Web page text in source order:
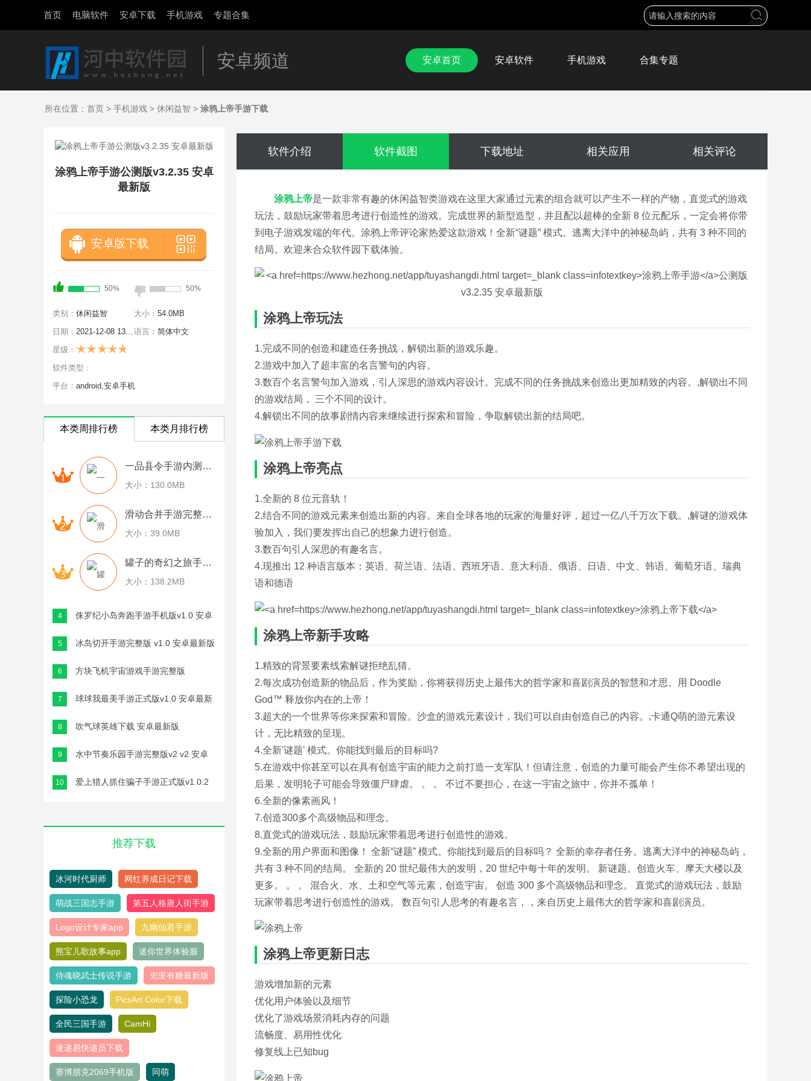
首页 电脑软件 安卓下载 手机游戏 专题合集
安卓频道 安卓首页 安卓软件 手机游戏 合集专题
所在位置： 首页 > 手机游戏 > 休闲益智 > 涂鸦上帝手游下载
涂鸦上帝手游公测版v3.2.35 安卓
最新版
安卓版下载
50% 50%
类别： 休闲益智 大小： 54.0MB
日期： 2021-12-08 13:47:26 语言： 简体中文
星级：
软件类型：
平台： android,安卓手机
本类周排行榜 本类月排行榜
一品县令手游内测版v6.1.8 安卓最新版
大小：130.0MB
滑动合并手游完整版v0.1 安卓最新版
大小：39.0MB
罐子的奇幻之旅手游手机安卓版v1.0.0 官方最新版
大小：138.2MB
4 侏罗纪小岛奔跑手游手机版v1.0 安卓
最新版
5 冰岛切开手游完整版 v1.0 安卓最新版
6 方块飞机宇宙游戏手游完整版
v2.23.4 安卓最新版
7 球球我最美手游正式版v1.0 安卓最新
版8 吹气球英雄下载 安卓最新版
9 水中节奏乐园手游完整版v2 v2 安卓
最新版
10 爱上猎人抓住骗子手游正式版v1.0.2
推荐下载
冰河时代厨师 网红养成日记下载
萌战三国志手游 第五人格唐人街手游
Logo设计专家app 九幽仙君手游
熊宝儿歌故事app 迷你世界体验服
侍魂晓武士传说手游 兜里有糖最新版
探险小恐龙 PicsArt Color下载
全民三国手游 CamHi
速递易快递员下载
赛博朋克2069手机版 同萌
软件介绍 软件截图 下载地址 相关应用 相关评论
涂鸦上帝是一款非常有趣的休闲益智类游戏在这里大家通过元素的组合就可以产生不一样的产物，直觉式的游戏
玩法，鼓励玩家带着思考进行创造性的游戏。完成世界的新型造型，并且配以超棒的全新 8 位元配乐，一定会将你带
到电子游戏发端的年代。涂鸦上帝评论家热爱这款游戏！全新“谜题” 模式。逃离大洋中的神秘岛屿，共有 3 种不同的
结局。欢迎来合众软件园下载体验。
涂鸦上帝玩法
1.完成不同的创造和建造任务挑战，解锁出新的游戏乐趣。
2.游戏中加入了超丰富的名言警句的内容。
3.数百个名言警句加入游戏，引人深思的游戏内容设计。完成不同的任务挑战来创造出更加精致的内容。,解锁出不同
的游戏结局， 三个不同的设计。
4.解锁出不同的故事剧情内容来继续进行探索和冒险，争取解锁出新的结局吧。
涂鸦上帝亮点
1.全新的 8 位元音轨！
2.结合不同的游戏元素来创造出新的内容。来自全球各地的玩家的海量好评，超过一亿八千万次下载。,解谜的游戏体
验加入，我们要发挥出自己的想象力进行创造。
3.数百句引人深思的有趣名言。
4.现推出 12 种语言版本：英语、荷兰语、法语、西班牙语、意大利语、俄语、日语、中文、韩语、葡萄牙语、瑞典
语和德语
涂鸦上帝新手攻略
1.精致的背景要素线索解谜拒绝乱猜。
2.每次成功创造新的物品后，作为奖励，你将获得历史上最伟大的哲学家和喜剧演员的智慧和才思。用 Doodle
God™ 释放你内在的上帝！
3.超大的一个世界等你来探索和冒险。沙盒的游戏元素设计，我们可以自由创造自己的内容。,卡通Q萌的游元素设
计，无比精致的呈现。
4.全新'谜题' 模式。你能找到最后的目标吗?
5.在游戏中你甚至可以在具有创造宇宙的能力之前打造一支军队！但请注意，创造的力量可能会产生你不希望出现的
后果，发明轮子可能会导致僵尸肆虐。 。 。 不过不要担心，在这一宇宙之旅中，你并不孤单！
6.全新的像素画风！
7.创造300多个高级物品和理念。
8.直觉式的游戏玩法，鼓励玩家带着思考进行创造性的游戏。
9.全新的用户界面和图像！ 全新“谜题” 模式。你能找到最后的目标吗？ 全新的幸存者任务。逃离大洋中的神秘岛屿，
共有 3 种不同的结局。 全新的 20 世纪最伟大的发明，20 世纪中每十年的发明。 新谜题。创造火车、摩天大楼以及
更多。 。 。 混合火、水、土和空气等元素，创造宇宙。 创造 300 多个高级物品和理念。 直觉式的游戏玩法，鼓励
玩家带着思考进行创造性的游戏。 数百句引人思考的有趣名言，，来自历史上最伟大的哲学家和喜剧演员。
涂鸦上帝更新日志
游戏增加新的元素
优化用户体验以及细节
优化了游戏场景消耗内存的问题
流畅度、易用性优化
修复线上已知bug